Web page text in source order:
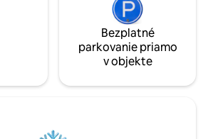
Bezplatné
parkovanie priamo
v objekte